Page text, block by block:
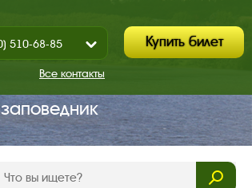
Показать
/
Закрыть
510-68-85
347-67-70Все контакты
Купить билет